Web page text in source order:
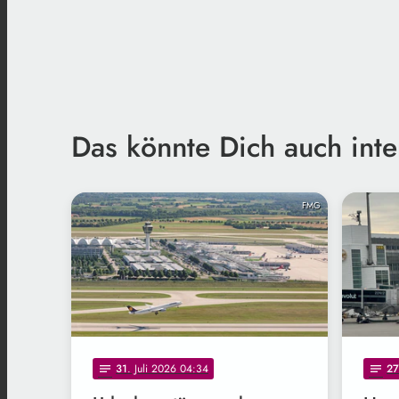
Das könnte Dich auch
FMG
notes 31. Juli 2026 04:34 notes 27